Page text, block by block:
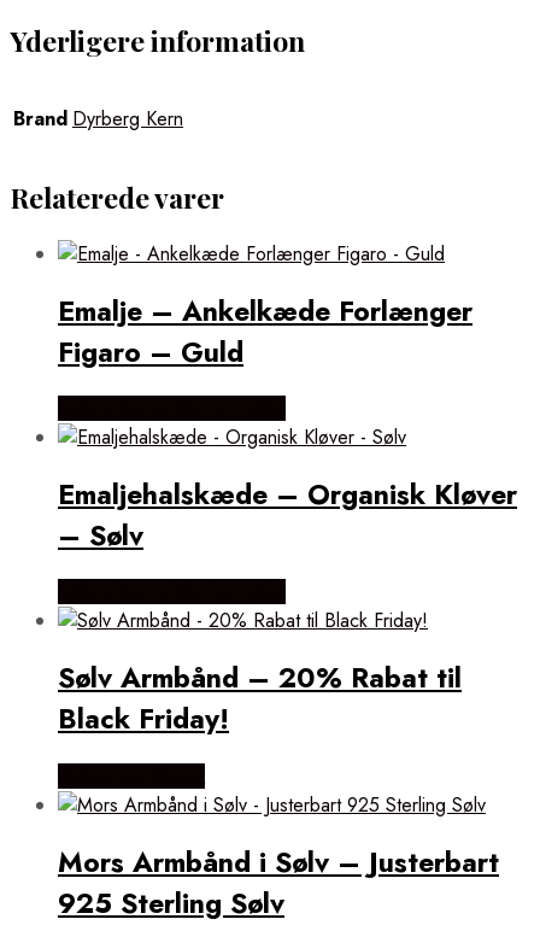
Yderligere information
Brand Dyrberg Kern
Relaterede varer
Emalje – Ankelkæde Forlænger
Figaro – Guld
Emaljehalskæde – Organisk Kløver
– Sølv
Sølv Armbånd – 20% Rabat til
Black Friday!
Mors Armbånd i Sølv – Justerbart
925 Sterling Sølv